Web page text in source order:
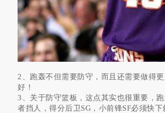
2、跑轰不但需要防守，而且还需要做得
好！
3、关于防守篮板，这点其实也很重要，
者挡人，得分后卫SG，小前锋SF必须快